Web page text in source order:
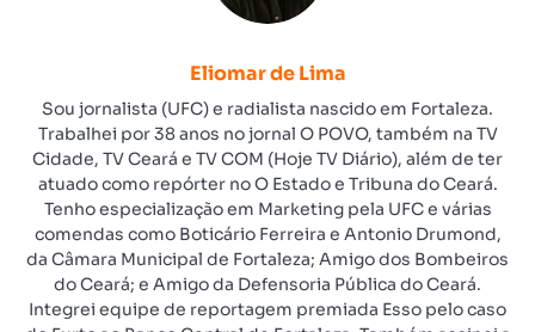
Eliomar de Lima
Sou jornalista (UFC) e radialista nascido em Fortaleza.
Trabalhei por 38 anos no jornal O POVO, também na TV
Cidade, TV Ceará e TV COM (Hoje TV Diário), além de ter
atuado como repórter no O Estado e Tribuna do Ceará.
Tenho especialização em Marketing pela UFC e várias
comendas como Boticário Ferreira e Antonio Drumond,
da Câmara Municipal de Fortaleza; Amigo dos Bombeiros
do Ceará; e Amigo da Defensoria Pública do Ceará.
Integrei equipe de reportagem premiada Esso pelo caso